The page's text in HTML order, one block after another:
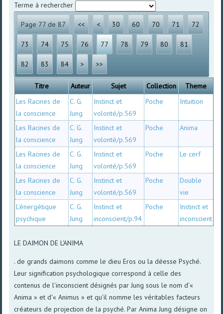
Terme à rechercher
Page 77 de 87 << < 30 60 70 71 72
73 74 75 76 77 78 79 80 81
82 83 84 > >>
Titre Auteur Sujet Collection
Theme
Les Racines de
la conscience
C. G.
Jung
Instinct et
volonté/p.569
Poche Intuition
Les Racines de
la conscience
C. G.
Jung
Instinct et
volonté/p.569
Poche Anima
Les Racines de
la conscience
C. G.
Jung
Instinct et
volonté/p.569
Poche Le cerf
Les Racines de
la conscience
C. G.
Jung
Instinct et
volonté/p.569
Poche
Double
vie
L'énergétique
psychique
C. G.
Jung
Instinct et
inconscient/p.94
Poche
Instinct et
inconscient
LE DAIMON DE L'ANIMA
. de grands daimons comme le dieu Eros ou la déesse Psyché.
Leur signification psychologique correspond à celle des
contenus de l'inconscient désignés par Jung sous le nom d'«
Anima » et d'« Animus » et qu'il nomme les véritables facteurs
créateurs de projection de la psyché. Par Anima Jung désigne on